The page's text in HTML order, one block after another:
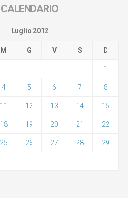
CALENDARIO
Luglio 2012
M G V S D
1
4 5 6 7 8
11 12 13 14 15
18 19 20 21 22
25 26 27 28 29